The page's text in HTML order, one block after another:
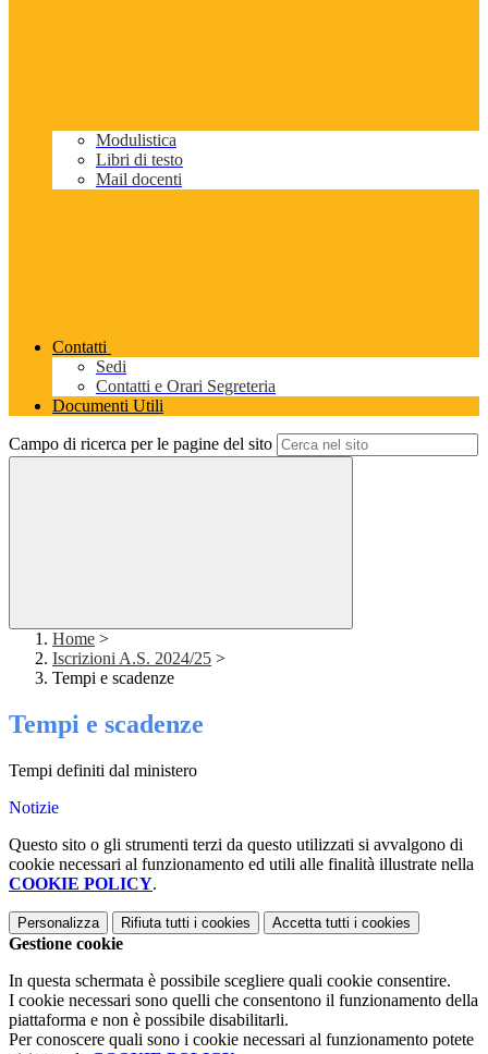
Modulistica
Libri di testo
Mail docenti
Contatti
Sedi
Contatti e Orari Segreteria
Documenti Utili
Campo di ricerca per le pagine del sito
Home >
Iscrizioni A.S. 2024/25 >
Tempi e scadenze
Tempi e scadenze
Tempi definiti dal ministero
Notizie
Questo sito o gli strumenti terzi da questo utilizzati si avvalgono di
cookie necessari al funzionamento ed utili alle finalità illustrate nella
COOKIE POLICY.
Personalizza Rifiuta tutti i cookies Accetta tutti i cookies
Gestione cookie
In questa schermata è possibile scegliere quali cookie consentire.
I cookie necessari sono quelli che consentono il funzionamento della
piattaforma e non è possibile disabilitarli.
Per conoscere quali sono i cookie necessari al funzionamento potete